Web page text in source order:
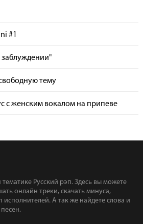
#1
тему
с женским вокалом на припеве
Русский рэп. Здесь вы можете
онлайн треки, скачать минуса,
А так же найдете слова и